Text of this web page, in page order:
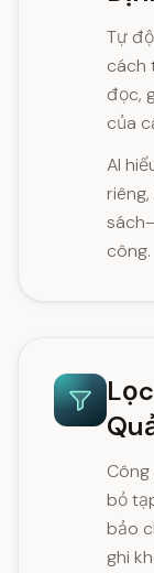
Tự
cách
đọc,
của
AI
công.
bỏ
bảo
ghi